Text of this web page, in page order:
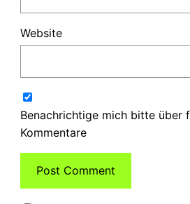
Website
Benachrichtige mich bitte über
Kommentare